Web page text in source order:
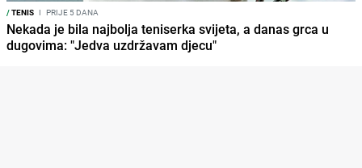
/TENIS I PRIJE 5 DANA
Nekada je bila najbolja teniserka svijeta, a danas grca u
dugovima: "Jedva uzdržavam djecu"